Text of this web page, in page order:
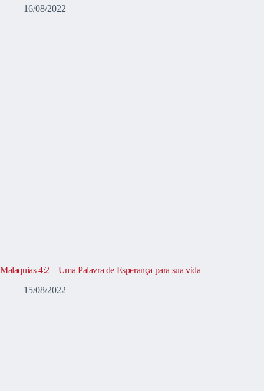
16/08/2022
Malaquias 4:2 – Uma Palavra de Esperança para sua vida
15/08/2022